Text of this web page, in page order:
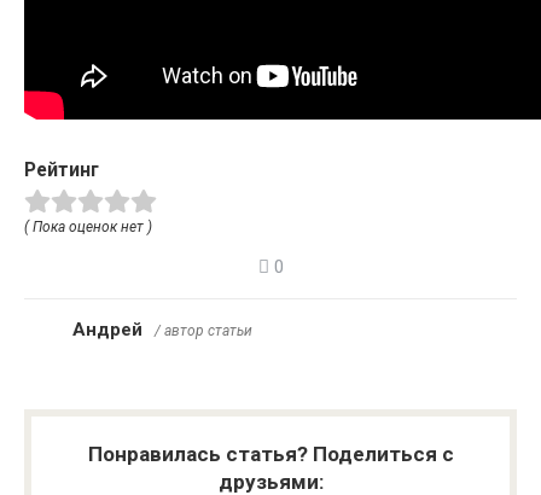
Рейтинг
( Пока оценок нет )
0
Андрей / автор статьи
Понравилась статья? Поделиться с
друзьями: